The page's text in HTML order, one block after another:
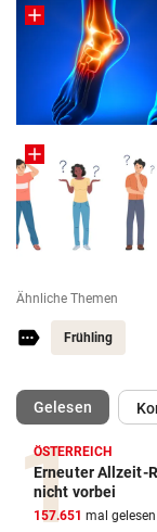
Ähnliche Themen
Frühling
Gelesen
ÖSTERREICH
Erneuter Allzeit-
nicht vorbei
157.651 mal gelesen